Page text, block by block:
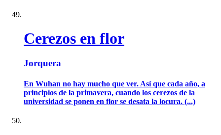
Cerezos en flor
Jorquera
En Wuhan no hay mucho que ver. Así que cada año, a
principios de la primavera, cuando los cerezos de la
universidad se ponen en flor se desata la locura. (...)